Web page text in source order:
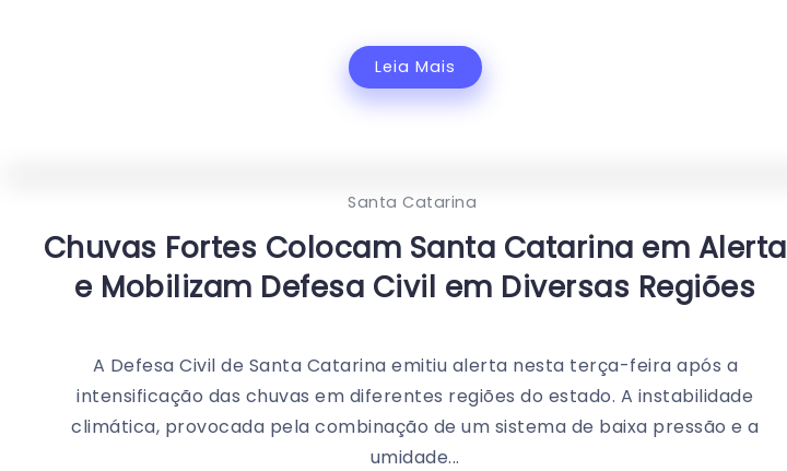
Leia Mais
Santa Catarina
Chuvas Fortes Colocam Santa Catarina em Alerta
e Mobilizam Defesa Civil em Diversas Regiões
A Defesa Civil de Santa Catarina emitiu alerta nesta terça-feira após a
intensificação das chuvas em diferentes regiões do estado. A instabilidade
climática, provocada pela combinação de um sistema de baixa pressão e a
umidade...